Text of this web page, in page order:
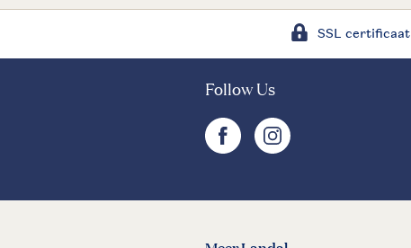
SSL certificaat
Follow Us
facebookinstagram